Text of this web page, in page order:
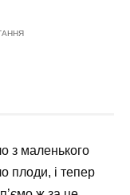
з маленького
плоди, і тепер